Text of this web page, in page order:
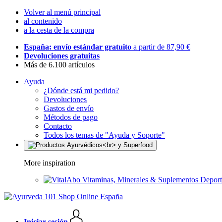
Volver al menú principal
al contenido
a la cesta de la compra
España: envío estándar gratuito a partir de 87,90 €
Devoluciones gratuitas
Más de 6.100 artículos
Ayuda
¿Dónde está mi pedido?
Devoluciones
Gastos de envío
Métodos de pago
Contacto
Todos los temas de "Ayuda y Soporte"
More inspiration
Vitaminas, Minerales & Suplementos